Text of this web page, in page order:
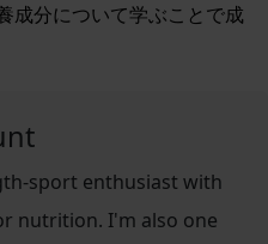
成分について学ぶことで成
sport enthusiast with
nutrition. I'm also one